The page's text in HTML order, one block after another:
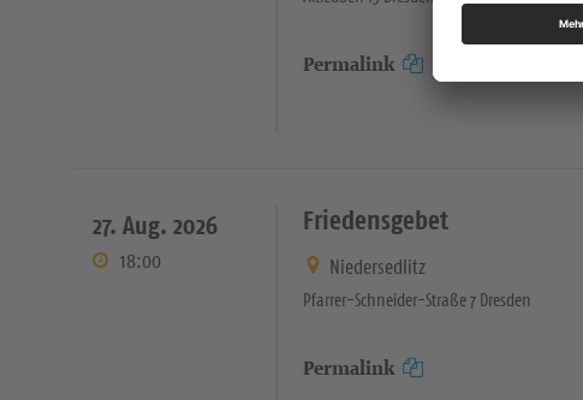
Permalink
27. Aug. 2026
18:00
Friedensgebet
Niedersedlitz
Pfarrer-Schneider-Straße 7 Dresden
Permalink